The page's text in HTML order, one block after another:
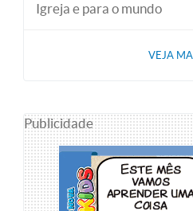
Igreja e para o mundo
VEJA
Publicidade